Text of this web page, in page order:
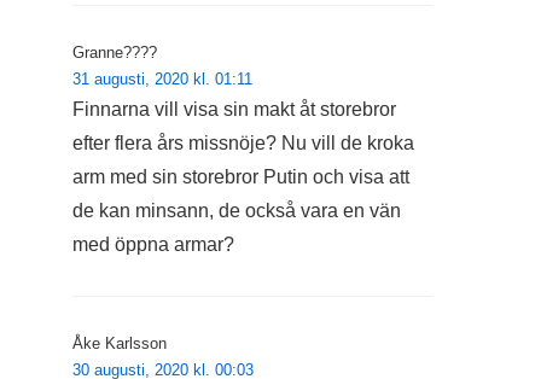
Granne????
31 augusti, 2020 kl. 01:11
Finnarna vill visa sin makt åt storebror
efter flera års missnöje? Nu vill de kroka
arm med sin storebror Putin och visa att
de kan minsann, de också vara en vän
med öppna armar?
Åke Karlsson
30 augusti, 2020 kl. 00:03